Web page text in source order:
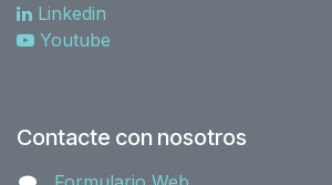
Linkedin
Youtube
Contacte con nosotros